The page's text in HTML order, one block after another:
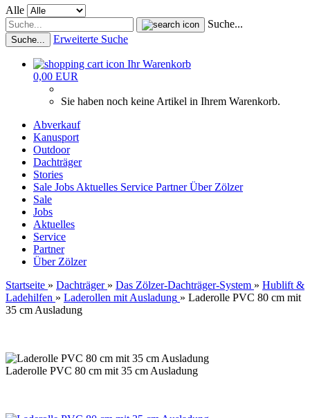
Alle
Suche...
Suche... Erweiterte Suche
Ihr Warenkorb
0,00 EUR
Sie haben noch keine Artikel in Ihrem Warenkorb.
Abverkauf
Kanusport
Outdoor
Dachträger
Stories
Sale Jobs Aktuelles Service PartnerÜber Zölzer
Sale
Jobs
Aktuelles
Service
Partner
Über Zölzer
Startseite » Dachträger » Das Zölzer-Dachträger-System » Hublift &
Ladehilfen » Laderollen mit Ausladung » Laderolle PVC 80 cm mit
35 cm Ausladung
Laderolle PVC 80 cm mit 35 cm Ausladung